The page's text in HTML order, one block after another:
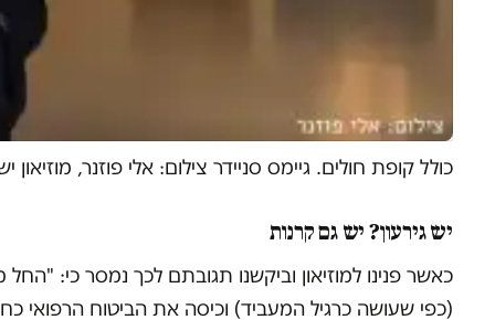
כולל קופת חולים. גיימס סניידר צילום: אלי פוזנר, מוזיאון
יש גירעון? יש גם קרנות
(כפי שעושה כרגיל המעביד) וכיסה את הביטוח הרפואי